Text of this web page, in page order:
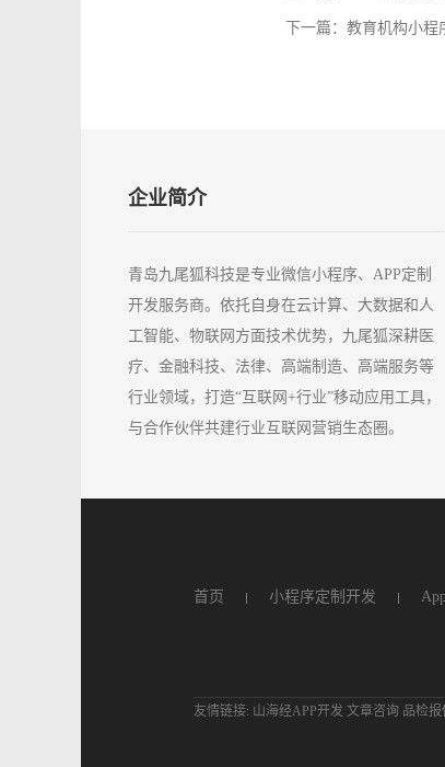
下一篇：教育机构小
企业简介
青岛九尾狐科技是专业微信小程序、APP定制
开发服务商。依托自身在云计算、大数据和人
工智能、物联网方面技术优势，九尾狐深耕医
疗、金融科技、法律、高端制造、高端服务等
行业领域，打造“互联网+行业”移动应用工具，
与合作伙伴共建行业互联网营销生态圈。
首页 小程序定制开发
友情链接: 山海经APP开发 文章咨询 品检